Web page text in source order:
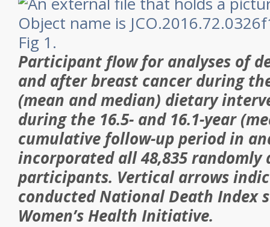
Fig 1.
Participant flow for analyses of
and after breast cancer during
(mean and median) dietary
during the 16.5- and 16.1-year
cumulative follow-up period in
incorporated all 48,835 randomly
participants. Vertical arrows
conducted National Death Index
Women’s Health Initiative.